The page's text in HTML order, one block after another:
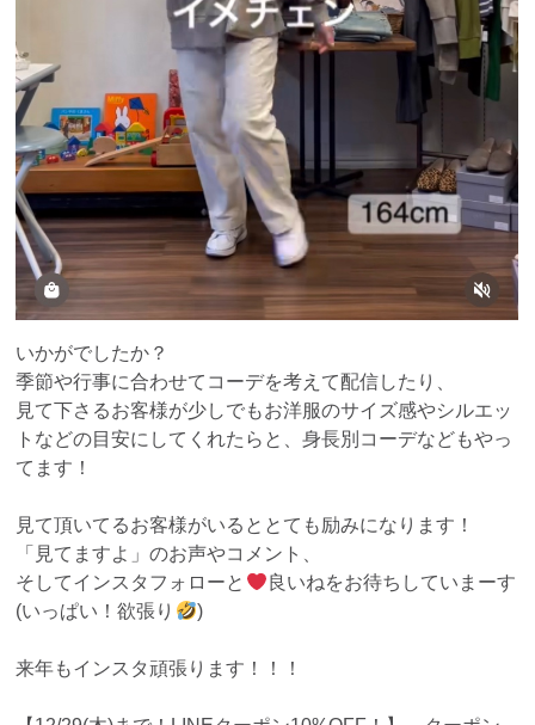
いかがでしたか？
季節や行事に合わせてコーデを考えて配信したり、
見て下さるお客様が少しでもお洋服のサイズ感やシルエッ
トなどの目安にしてくれたらと、身長別コーデなどもやっ
てます！
見て頂いてるお客様がいるととても励みになります！
「見てますよ」のお声やコメント、
そしてインスタフォローと
良いねをお待ちしていまーす
(いっぱい！欲張り
)
来年もインスタ頑張ります！！！